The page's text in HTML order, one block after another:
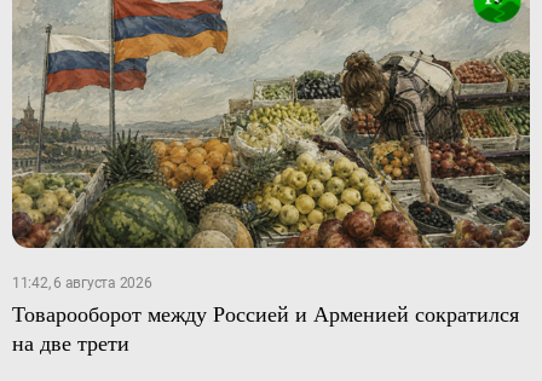
11:42, 6 августа 2026
Товарооборот между Россией и Арменией сократился
на две трети